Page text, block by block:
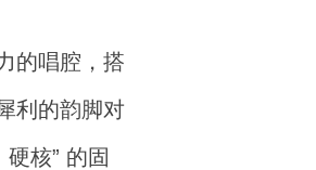
的唱腔，搭
利的韵脚对
核” 的固